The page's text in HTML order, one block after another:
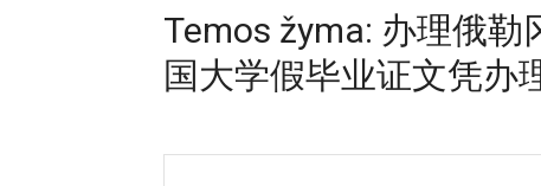
Temos žyma: 办理俄
国大学假毕业证文凭办